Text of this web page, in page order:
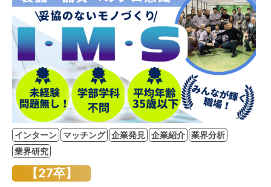
インターン マッチング 企業発見 企業紹介 業界分析
業界研究
【27卒】